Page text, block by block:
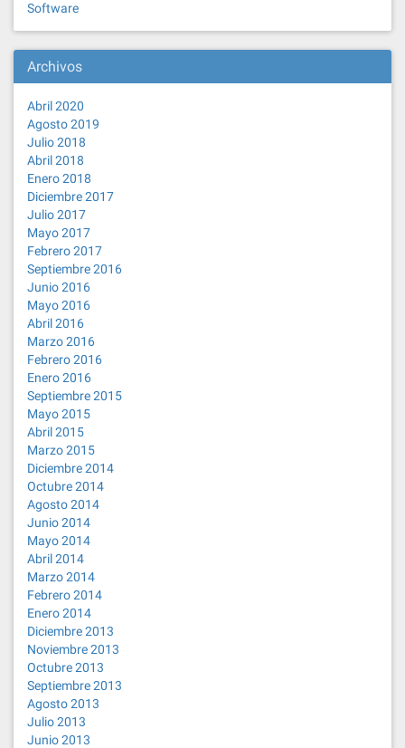
Software
Archivos
Abril 2020
Agosto 2019
Julio 2018
Abril 2018
Enero 2018
Diciembre 2017
Julio 2017
Mayo 2017
Febrero 2017
Septiembre 2016
Junio 2016
Mayo 2016
Abril 2016
Marzo 2016
Febrero 2016
Enero 2016
Septiembre 2015
Mayo 2015
Abril 2015
Marzo 2015
Diciembre 2014
Octubre 2014
Agosto 2014
Junio 2014
Mayo 2014
Abril 2014
Marzo 2014
Febrero 2014
Enero 2014
Diciembre 2013
Noviembre 2013
Octubre 2013
Septiembre 2013
Agosto 2013
Julio 2013
Junio 2013